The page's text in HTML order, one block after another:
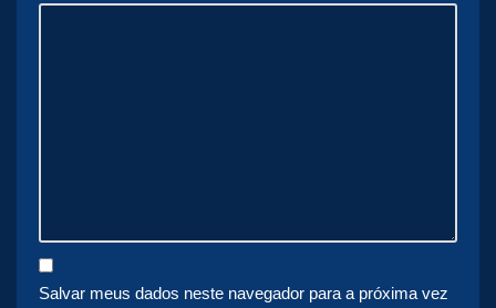
Salvar meus dados neste navegador para a próxima vez